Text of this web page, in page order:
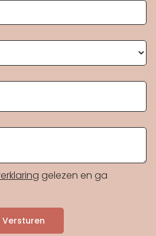
gelezen en ga
Versturen